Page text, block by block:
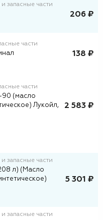
запасные части
206 ₽
части
138 ₽
части
90 (масло
Лукойл,
2 583 ₽
запасные части
л) (Масло
5 301 ₽
запасные части